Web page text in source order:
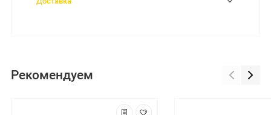
Рекомендуем